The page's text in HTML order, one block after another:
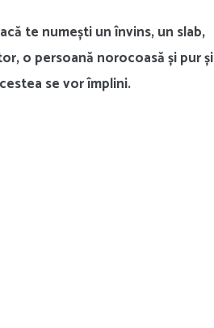
te numești un învins, un slab,
o persoană norocoasă și pur și
se vor împlini.